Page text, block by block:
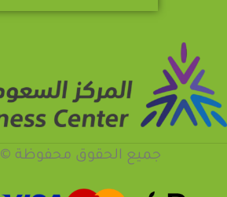
جميع الحقوق محفوظة ©️